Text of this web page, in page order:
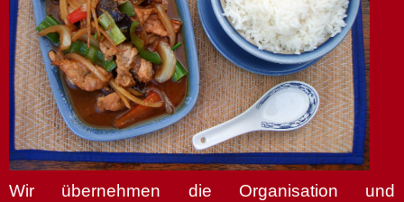
Wir übernehmen die Organisation und